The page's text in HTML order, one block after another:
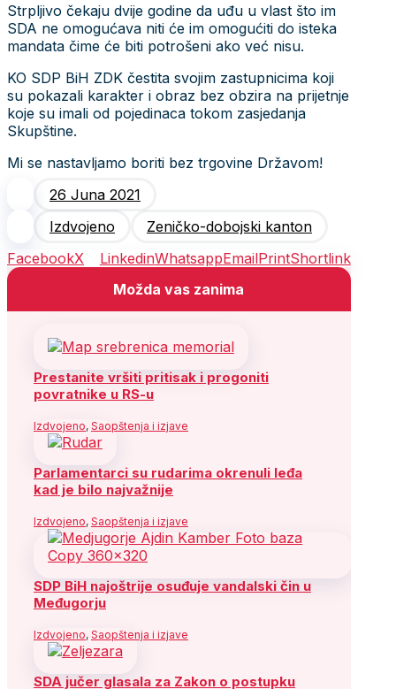
Strpljivo čekaju dvije godine da uđu u vlast što im
SDA ne omogućava niti će im omogućiti do isteka
mandata čime će biti potrošeni ako već nisu.
KO SDP BiH ZDK čestita svojim zastupnicima koji
su pokazali karakter i obraz bez obzira na prijetnje
koje su imali od pojedinaca tokom zasjedanja
Skupštine.
Mi se nastavljamo boriti bez trgovine Državom!
26 Juna 2021
Izdvojeno
Zeničko-dobojski kanton
FacebookX LinkedinWhatsappEmailPrintShortlink
Možda vas zanima
Prestanite vršiti pritisak i progoniti
povratnike u RS-u
Izdvojeno, Saopštenja i izjave
Parlamentarci su rudarima okrenuli leđa
kad je bilo najvažnije
Izdvojeno, Saopštenja i izjave
SDP BiH najoštrije osuđuje vandalski čin u
Međugorju
Izdvojeno, Saopštenja i izjave
SDA jučer glasala za Zakon o postupku